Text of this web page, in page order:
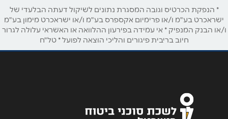
טלפון*
אימייל *
אנא חזרו אלי בקשר ל...
הודעה*
* הנפקת הכרטיס וגובה המסגרת נתונים לשיקול דעתה הבלעדי של
ישראכרט בע"מ ו/או פרימיום אקספרס בע"מ ו/או ישראכרט מימון בע"מ
ו/או הבנק המנפיק * אי עמידה בפירעון ההלוואה או האשראי עלולה לגרור
חיוב בריבית פיגורים והליכי הוצאה לפועל * טל"ח